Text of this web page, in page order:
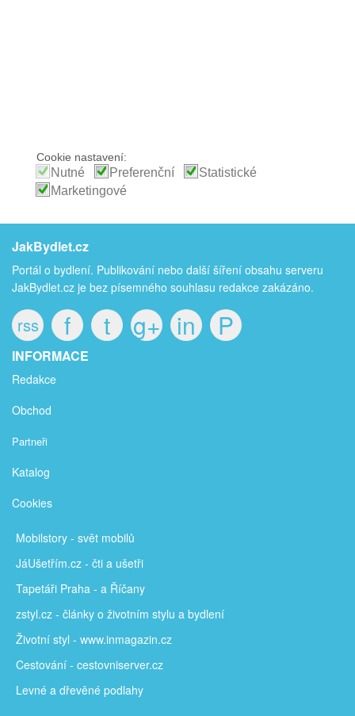
JakBydlet.cz
Portál o bydlení. Publikování nebo další šíření obsahu serveru
JakBydlet.cz je bez písemného souhlasu redakce zakázáno.
rss f t g+ in P
INFORMACE
Redakce
Obchod
Partneři
Katalog
Cookies
Mobilstory - svět mobilů
JáUšetřím.cz - čti a ušetři
Tapetáři Praha - a Říčany
zstyl.cz - články o životním stylu a bydlení
Životní styl - www.inmagazin.cz
Cestování - cestovniserver.cz
Levné a dřevěné podlahy
Cookie nastavení:
Nutné Preferenční
Statistické
Marketingové